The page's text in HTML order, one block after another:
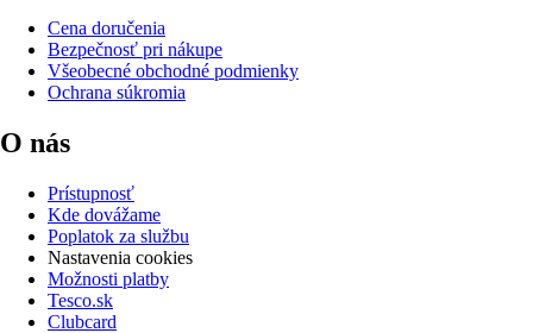
Cena doručenia
Bezpečnosť pri nákupe
Všeobecné obchodné podmienky
Ochrana súkromia
O nás
Prístupnosť
Kde dovážame
Poplatok za službu
Nastavenia cookies
Možnosti platby
Tesco.sk
Clubcard